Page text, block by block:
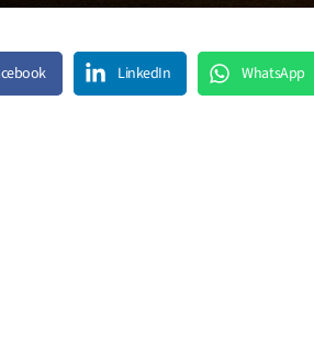
LinkedIn WhatsApp